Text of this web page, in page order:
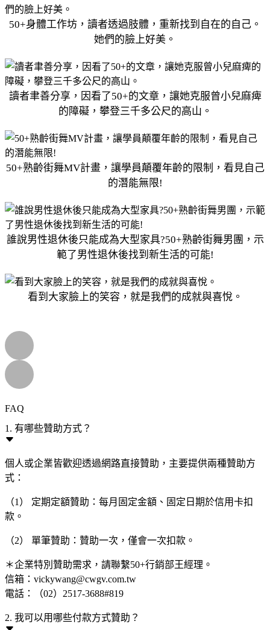
50+身體工作坊，讀者透過肢體，重新找到自在的自己。
她們的臉上好美。
讀者聿善分享，因看了50+的文章，讓她克服曾小兒麻痺
的障礙，攀登三千多公尺的高山。
50+熟齡街舞MV計畫，讓學員顛覆年齡的限制，看見自己
的潛能無限!
誰說男性退休後只能成為大型家具?50+熟齡街舞男團，示
範了男性退休後找到新生活的可能!
看到大家臉上的笑容，就是我們的成就與喜悅。
FAQ
1. 有哪些贊助方式？
個人或企業皆歡迎透過網路直接贊助，主要提供兩種贊助方
式：
（1） 定期定額贊助：每月固定金額、固定日期於信用卡扣
款。
（2） 單筆贊助：贊助一次，僅會一次扣款。
＊企業特別贊助需求，請聯繫50+行銷部王經理。
信箱：vickywang@cwgv.com.tw
電話：（02）2517-3688#819
2. 我可以用哪些付款方式贊助？